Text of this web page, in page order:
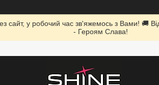
у робочий час зв'яжемось з Вами! 🚚
- Героям Слава!